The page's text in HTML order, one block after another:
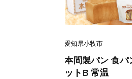
愛知県小牧市
本間製パン 食パ
ットB 常温